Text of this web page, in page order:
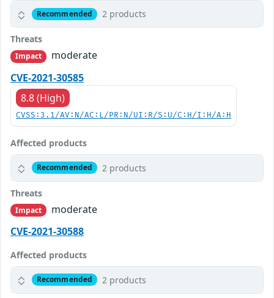
Recommended 2 products
Threats
Impact
moderate
CVE-2021-30585
8.8 (High)
CVSS:3.1/AV:N/AC:L/PR:N/UI:R/S:U/C:H/I:H/A:H
Affected products
Recommended 2 products
Threats
Impact
moderate
CVE-2021-30588
Affected products
Recommended 2 products